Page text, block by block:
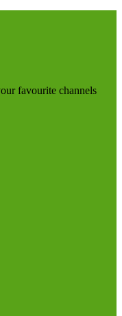
favourite channels